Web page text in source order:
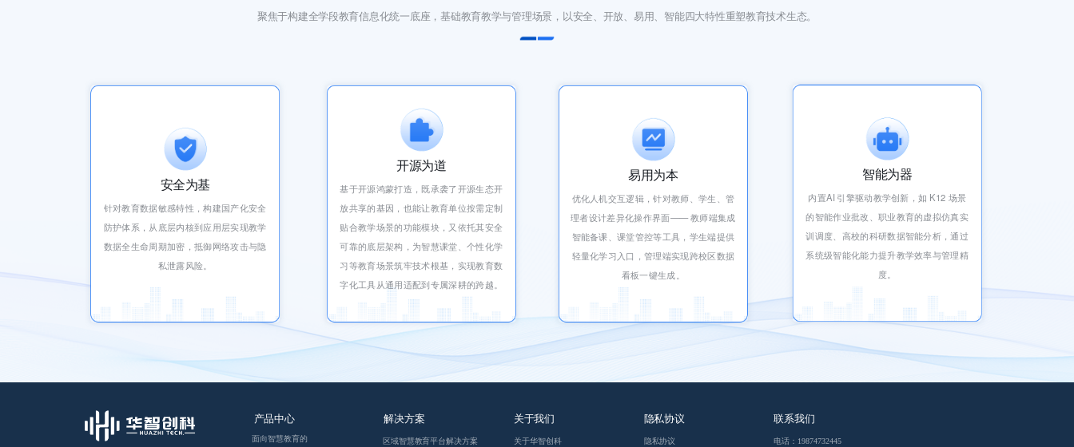
安全为基
针对教育数据敏感特性，构建国产化安全
防护体系，从底层内核到应用层实现教学
数据全生命周期加密，抵御网络攻击与隐
私泄露风险。
聚焦于构建全学段教育信息化统一底座，基础教育教学与管理场景，以安全、开放、易用、智能四大特性重塑教育技术生态。
开源为道
基于开源鸿蒙打造，既承袭了开源生态开
放共享的基因，也能让教育单位按需定制
贴合教学场景的功能模块，又依托其安全
可靠的底层架构，为智慧课堂、个性化学
习等教育场景筑牢技术根基，实现教育数
字化工具从通用适配到专属深耕的跨越。
易用为本
优化人机交互逻辑，针对教师、学生、管
理者设计差异化操作界面—— 教师端集成
智能备课、课堂管控等工具，学生端提供
轻量化学习入口，管理端实现跨校区数据
看板一键生成。
智能为器
内置AI 引擎驱动教学创新，如 K12 场景
的智能作业批改、职业教育的虚拟仿真实
训调度、高校的科研数据智能分析，通过
系统级智能化能力提升教学效率与管理精
度。
产品中心 解决方案 关于我们 隐私协议 联系我们
电话：19874732445
面向智慧教育的 区域智慧教育平台解决方案 关于华智创科 隐私协议